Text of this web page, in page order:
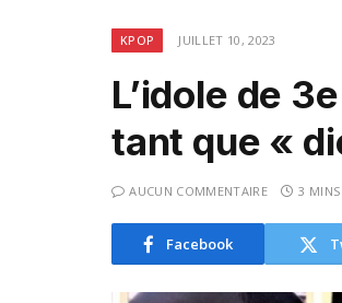
KPOP JUILLET 10, 2023
L’idole de
tant que «
AUCUN COMMENTAIRE 3 MINS
Facebook